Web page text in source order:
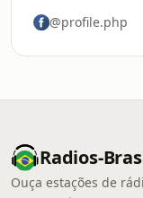
@profile.php
Radios-
Ouça estações de